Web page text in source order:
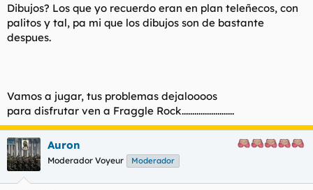
Dibujos? Los que yo recuerdo eran en plan teleñecos, con
palitos y tal, pa mi que los dibujos son de bastante
despues.
Vamos a jugar, tus problemas dejaloooos
para disfrutar ven a Fraggle Rock.........................
Auron
Moderador Voyeur Moderador